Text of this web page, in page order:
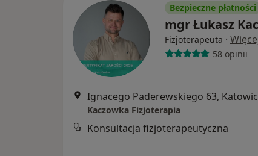
Bezpieczne płatności
mgr Łukasz
Fizjoterapeuta ·
58 opinii
Ignacego Paderewskiego 63,
Kaczowka Fizjoterapia
Konsultacja fizjoterapeutyczna